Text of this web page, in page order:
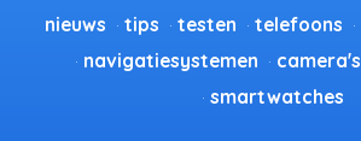
nieuws tips testen telefoons
navigatiesystemen
camera's
smartwatches